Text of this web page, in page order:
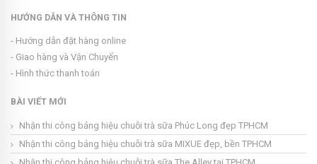
HƯỚNG DẪN VÀ THÔNG TIN
- Hướng dẫn đặt hàng online
- Giao hàng và Vận Chuyển
- Hình thức thanh toán
BÀI VIẾT MỚI
Nhận thi công bảng hiệu chuỗi trà sữa Phúc Long đẹp TPHCM
Nhận thi công bảng hiệu chuỗi trà sữa MIXUE đẹp, bền TPHCM